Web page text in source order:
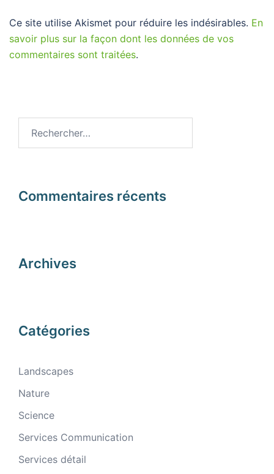
Ce site utilise Akismet pour réduire les indésirables. En
savoir plus sur la façon dont les données de vos
commentaires sont traitées.
Commentaires récents
Archives
Catégories
Landscapes
Nature
Science
Services Communication
Services détail